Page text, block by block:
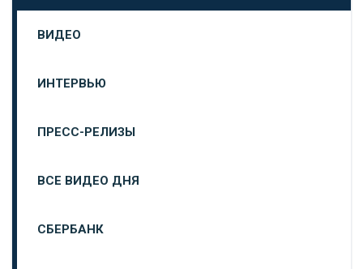
ВИДЕО
ИНТЕРВЬЮ
ПРЕСС-РЕЛИЗЫ
ВСЕ ВИДЕО ДНЯ
СБЕРБАНК